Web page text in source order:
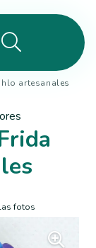
artesanales
fotos